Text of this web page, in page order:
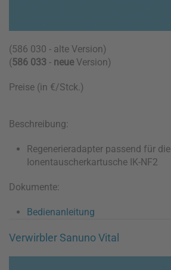
(586 030 - alte Version)
(586 033 - neueVersion)
Preise (in €/Stck.)
Beschreibung:
Regenerieradapter passend für die
Ionentauscherkartusche IK-NF2
Dokumente:
Bedienanleitung
Verwirbler Sanuno Vital